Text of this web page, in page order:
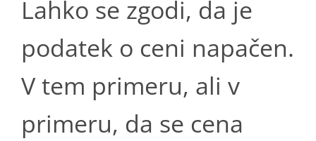
Lahko se zgodi, da je
podatek o ceni napačen.
V tem primeru, ali v
primeru, da se cena